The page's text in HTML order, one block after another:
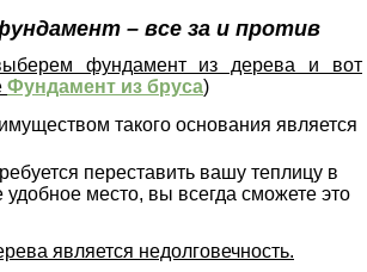
– все за и против
фундамент из дерева и вот
Фундамент из бруса)
такого основания является
переставить вашу теплицу в
удобное место, вы всегда сможете это
является недолговечность.